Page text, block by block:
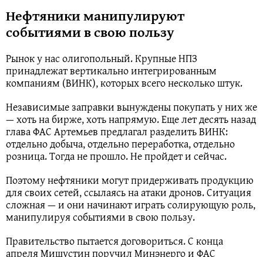
Нефтяники манипулируют
событиями в свою пользу
Рынок у нас олигопольный. Крупные НПЗ
принадлежат вертикально интегрированным
компаниям (ВИНК), которых всего несколько штук.
Независимые заправки вынуждены покупать у них же
— хоть на бирже, хоть напрямую. Еще лет десять назад
глава ФАС Артемьев предлагал разделить ВИНК:
отдельно добыча, отдельно переработка, отдельно
розница. Тогда не прошло. Не пройдет и сейчас.
Поэтому нефтяники могут придерживать продукцию
для своих сетей, ссылаясь на атаки дронов. Ситуация
сложная — и они начинают играть солирующую роль,
манипулируя событиями в свою пользу.
Правительство пытается договориться. С конца
апреля Мишустин поручил Минэнерго и ФАС